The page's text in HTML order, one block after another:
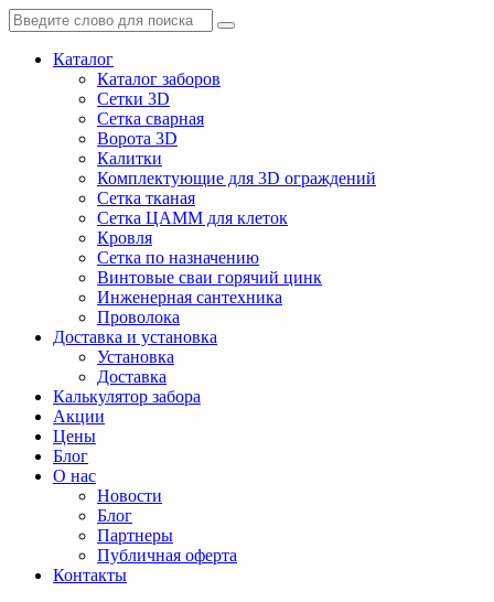
Каталог
Каталог заборов
Сетки 3D
Сетка сварная
Ворота 3D
Калитки
Комплектующие для 3D ограждений
Сетка тканая
Сетка ЦАММ для клеток
Кровля
Сетка по назначению
Винтовые сваи горячий цинк
Инженерная сантехника
Проволока
Доставка и установка
Установка
Доставка
Калькулятор забора
Акции
Цены
Блог
О нас
Новости
Блог
Партнеры
Публичная оферта
Контакты